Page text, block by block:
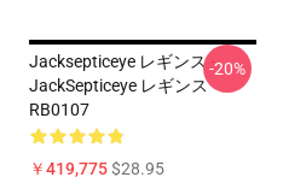
Jacksepticeye レギンス -
JackSepticeye レギンス
RB0107
￥419,775$28.95
-20%